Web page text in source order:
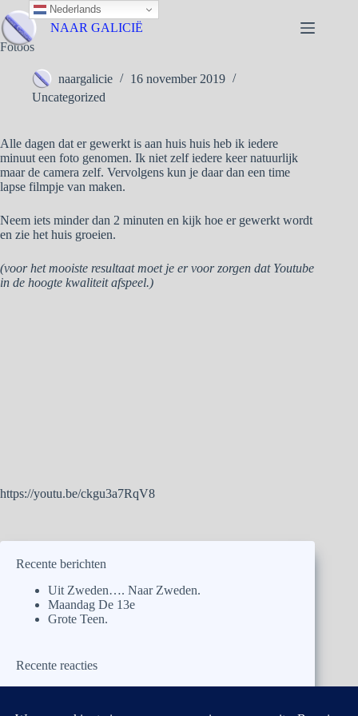
NAAR GALICIË
Fotoos
naargalicie
16 november 2019
Uncategorized
Alle dagen dat er gewerkt is aan huis huis heb ik iedere
minuut een foto genomen. Ik niet zelf iedere keer natuurlijk
maar de camera zelf. Vervolgens kun je daar dan een time
lapse filmpje van maken.
Neem iets minder dan 2 minuten en kijk hoe er gewerkt wordt
en zie het huis groeien.
(voor het mooiste resultaat moet je er voor zorgen dat Youtube
in de hoogte kwaliteit afspeel.)
https://youtu.be/ckgu3a7RqV8
Recente berichten
Uit Zweden…. Naar Zweden.
Maandag De 13e
Grote Teen.
Recente reacties
naargalicieopUit Zweden…. Naar Zweden.
Nederlands